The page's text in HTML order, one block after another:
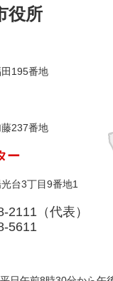
役所
195番地
237番地
ー
台3丁目9番地1
2111（代表）
5611